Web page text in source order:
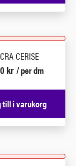
CERISE
kr / per dm
till i varukorg